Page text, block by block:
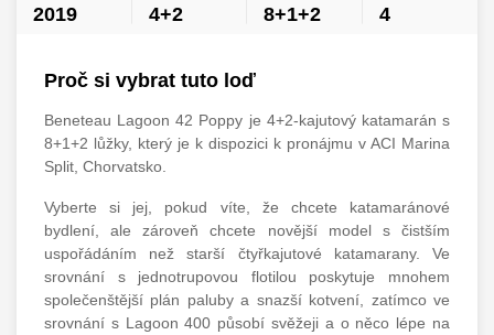
2019 4+2 8+1+2 4
Proč si vybrat tuto loď
Beneteau Lagoon 42 Poppy je 4+2-kajutový katamarán s
8+1+2 lůžky, který je k dispozici k pronájmu v ACI Marina
Split, Chorvatsko.
Vyberte si jej, pokud víte, že chcete katamaránové
bydlení, ale zároveň chcete novější model s čistším
uspořádáním než starší čtyřkajutové katamarany. Ve
srovnání s jednotrupovou flotilou poskytuje mnohem
společenštější plán paluby a snazší kotvení, zatímco ve
srovnání s Lagoon 400 působí svěžeji a o něco lépe na